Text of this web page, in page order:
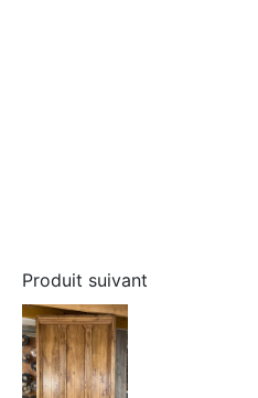
Produit suivant